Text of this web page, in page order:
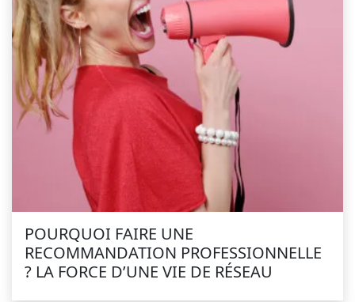
POURQUOI FAIRE UNE
RECOMMANDATION PROFESSIONNELLE
? LA FORCE D’UNE VIE DE RÉSEAU